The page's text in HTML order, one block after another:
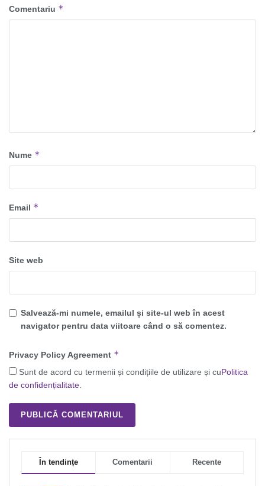
Comentariu *
Nume *
Email *
Site web
Salvează-mi numele, emailul și site-ul web în acest
navigator pentru data viitoare când o să comentez.
Privacy Policy Agreement *
Sunt de acord cu termenii și condițiile de utilizare și cuPolitica
de confidențialitate.
În tendințe Comentarii Recente